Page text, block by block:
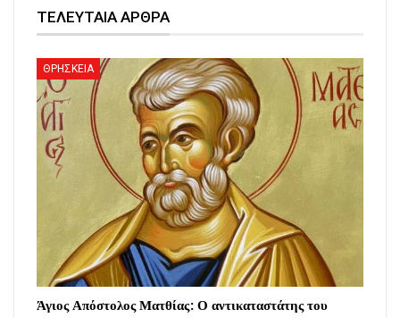
ΤΕΛΕΥΤΑΙΑ ΑΡΘΡΑ
ΘΡΗΣΚΕΙΑ
Άγιος Απόστολος Ματθίας: Ο αντικαταστάτης του